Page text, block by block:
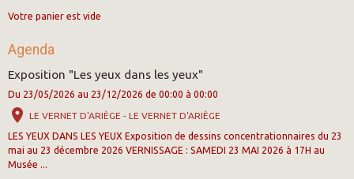
Votre panier est vide
Agenda
Exposition "Les yeux dans les yeux"
Du 23/05/2026 au 23/12/2026 de 00:00 à 00:00
LE VERNET D'ARIÈGE - LE VERNET D'ARIÈGE
LES YEUX DANS LES YEUX Exposition de dessins concentrationnaires du 23
mai au 23 décembre 2026 VERNISSAGE : SAMEDI 23 MAI 2026 à 17H au
Musée ...